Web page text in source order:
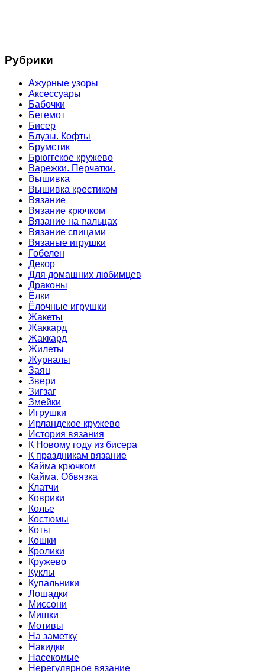
Рубрики
Ажурные узоры
Аксессуары
Бабочки
Бегемот
Бисер
Блузы. Кофты
Брумстик
Брюггское кружево
Варежки. Перчатки.
Вышивка
Вышивка крестиком
Вязание
Вязание крючком
Вязание на пальцах
Вязание спицами
Вязаные игрушки
Гобелен
Декор
Для домашних любимцев
Драконы
Ёлки
Ёлочные игрушки
Жакеты
Жаккард
Жаккард
Жилеты
Журналы
Заяц
Звери
Зигзаг
Змейки
Игрушки
Ирландское кружево
История вязания
К Новому году из бисера
К праздникам вязание
Кайма крючком
Кайма. Обвязка
Клатчи
Коврики
Колье
Костюмы
Коты
Кошки
Кролики
Кружево
Куклы
Купальники
Лошадки
Миссони
Мишки
Мотивы
На заметку
Накидки
Насекомые
Нерегулярное вязание